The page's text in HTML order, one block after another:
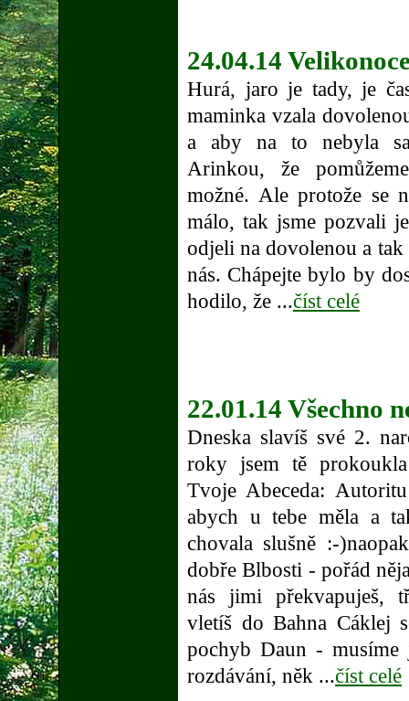
24.04.14
Hurá, jaro je tady, je
maminka vzala
a aby na to nebyla
Arinkou, že
možné. Ale protože se
málo, tak jsme pozvali
odjeli na dovolenou a
nás. Chápejte bylo by
hodilo, že ...číst celé
22.01.14 Všechno
Dneska slavíš své 2.
roky jsem tě
Tvoje Abeceda:
abych u tebe měla a
chovala slušně :-
dobře Blbosti - pořád
nás jimi překvapuješ,
vletíš do Bahna Cáklej
pochyb Daun -
rozdávání, něk ...číst celé